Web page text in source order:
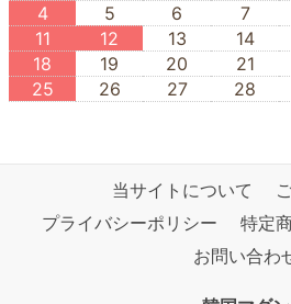
4
5 6 7
11
12 13 14
18
19 20 21
25
26 27 28
当サイトについて
プライバシーポリシー
特定
お問い合わ